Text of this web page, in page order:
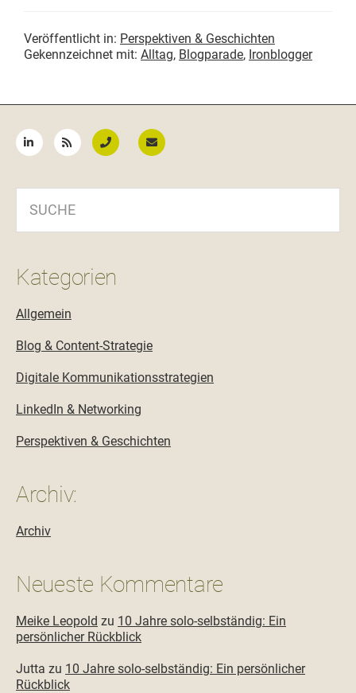
Veröffentlicht in: Perspektiven & Geschichten
Gekennzeichnet mit: Alltag, Blogparade, Ironblogger
Kategorien
Allgemein
Blog & Content-Strategie
Digitale Kommunikationsstrategien
LinkedIn & Networking
Perspektiven & Geschichten
Archiv:
Archiv
Neueste Kommentare
Meike Leopold zu 10 Jahre solo-selbständig: Ein
persönlicher Rückblick
Jutta zu 10 Jahre solo-selbständig: Ein persönlicher
Rückblick